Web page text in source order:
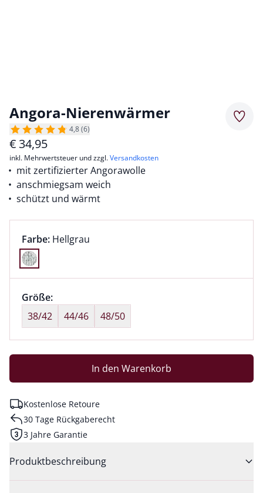
Angora-Nierenwärmer
4,8 (6)
€ 34,95
inkl. Mehrwertsteuer und zzgl.Versandkosten
mit zertifizierter Angorawolle
anschmiegsam weich
schützt und wärmt
Farbauswahl:
Farbe: aktuell ausgewählt:
Hellgrau
Farbe Hellgrau ausgewählt
Größenauswahl:
Größe:nichts ausgewählt
38/42
44/46 48/50
In den Warenkorb
Kostenlose Retoure
30 Tage Rückgaberecht
3 Jahre Garantie
Produktbeschreibung